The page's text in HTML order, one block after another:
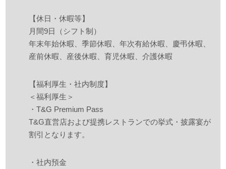
【休日・休暇等】
月間9日（シフト制）
年末年始休暇、季節休暇、年次有給休暇、慶弔休暇、
産前休暇、産後休暇、育児休暇、介護休暇
【福利厚生・社内制度】
＜福利厚生＞
・T&G Premium Pass
T&G直営店および提携レストランでの挙式・披露宴が
割引となります。
・社内預金